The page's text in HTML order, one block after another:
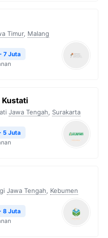
Timur, Malang
7 Juta
Kustati
Jawa Tengah, Surakarta
5 Juta
Jawa Tengah, Kebumen
8 Juta